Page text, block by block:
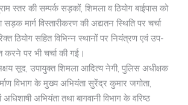
स्तर की सम्पर्क सड़कों, शिमला व ठियोग बाईपास को
मार्ग विस्तारीकरण की अद्यतन स्थिति पर चर्चा
ठियोग सहित विभिन्न स्थानों पर नियंत्रण एवं उप-
करने पर भी चर्चा की गई।
सूद, उपायुक्त शिमला आदित्य नेगी, पुलिस अधीक्षक
विभाग के मुख्य अभियंता सुरेंद्र कुमार जगोता,
अभियंता तथा बागवानी विभाग के वरिष्ठ